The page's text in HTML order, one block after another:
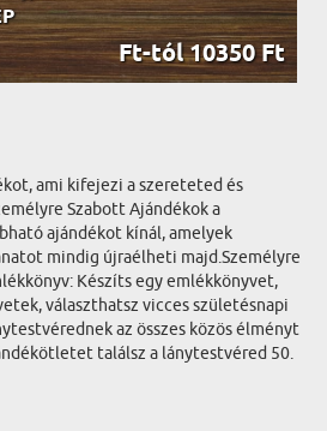
Ft-tól 10350 Ft
ami kifejezi a szereteted és
Szabott Ajándékok a
ajándékot kínál, amelyek
mindig újraélheti majd.Személyre
Készíts egy emlékkönyvet,
választhatsz vicces születésnapi
az összes közös élményt
találsz a lánytestvéred 50.